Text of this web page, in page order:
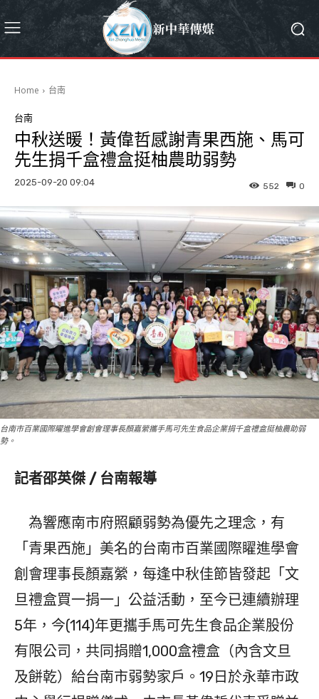
Home 台南
台南
中秋送暖！黃偉哲感謝青果西施、馬可
先生捐千盒禮盒挺柚農助弱勢
2025-09-20 09:04 0
552
台南市百業國際矅進學會創會理事長顏嘉縈攜手馬可先生食品企業捐千盒禮盒挺柚農助弱
勢。
記者邵英傑 / 台南報導
為響應南市府照顧弱勢為優先之理念，有
「青果西施」美名的台南市百業國際矅進學會
創會理事長顏嘉縈，每逢中秋佳節皆發起「文
旦禮盒買一捐一」公益活動，至今已連續辦理
5年，今(114)年更攜手馬可先生食品企業股份
有限公司，共同捐贈1,000盒禮盒（內含文旦
及餅乾）給台南市弱勢家戶。19日於永華市政